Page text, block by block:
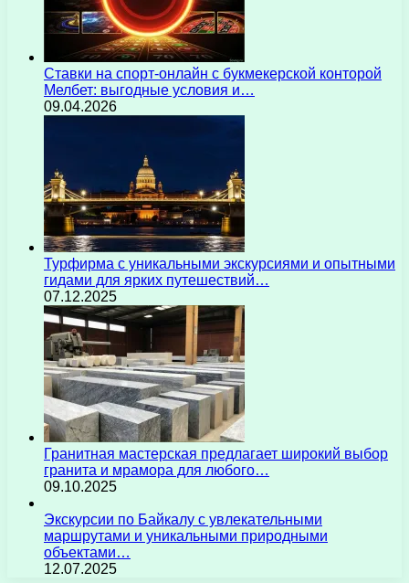
Ставки на спорт-онлайн с букмекерской конторой
Мелбет: выгодные условия и…
09.04.2026
Турфирма с уникальными экскурсиями и опытными
гидами для ярких путешествий…
07.12.2025
Гранитная мастерская предлагает широкий выбор
гранита и мрамора для любого…
09.10.2025
Экскурсии по Байкалу с увлекательными
маршрутами и уникальными природными
объектами…
12.07.2025